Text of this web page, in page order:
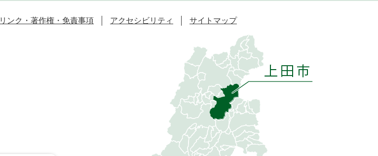
リンク・著作権・免責事項 アクセシビリティ サイトマップ